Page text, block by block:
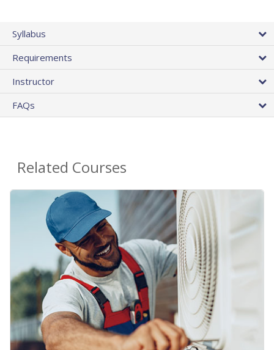
Syllabus
Requirements
Instructor
FAQs
Related Courses